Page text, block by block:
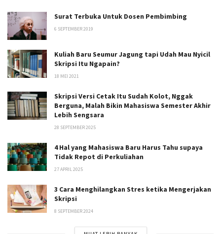
Surat Terbuka Untuk Dosen Pembimbing
6 SEPTEMBER 2019
Kuliah Baru Seumur Jagung tapi Udah Mau Nyicil
Skripsi Itu Ngapain?
18 MEI 2021
Skripsi Versi Cetak Itu Sudah Kolot, Nggak
Berguna, Malah Bikin Mahasiswa Semester Akhir
Lebih Sengsara
28 SEPTEMBER 2025
4 Hal yang Mahasiswa Baru Harus Tahu supaya
Tidak Repot di Perkuliahan
27 APRIL 2025
3 Cara Menghilangkan Stres ketika Mengerjakan
Skripsi
8 SEPTEMBER 2024